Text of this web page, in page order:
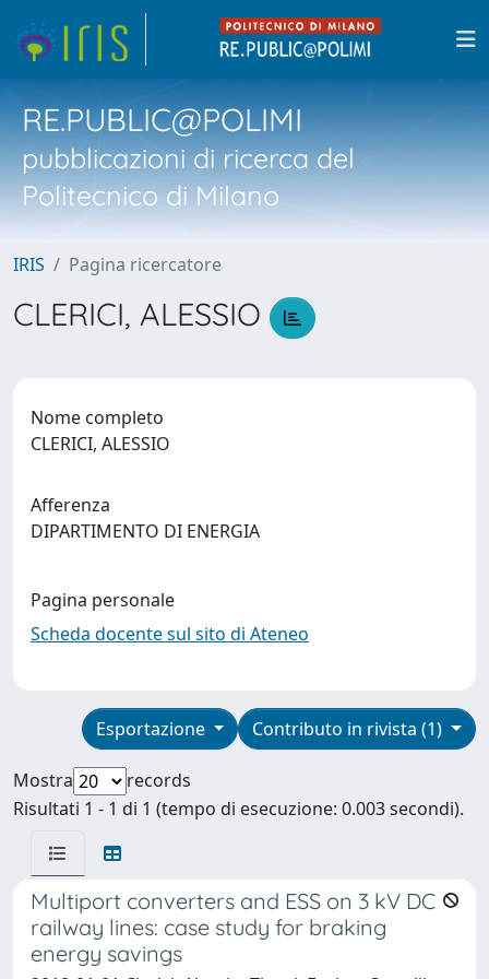
RE.PUBLIC@POLIMI
pubblicazioni di ricerca del
Politecnico di Milano
IRIS Pagina ricercatore
CLERICI, ALESSIO
Nome completo
CLERICI, ALESSIO
Afferenza
DIPARTIMENTO DI ENERGIA
Pagina personale
Scheda docente sul sito di Ateneo
Contributo in rivista (1)
Esportazione
Mostra
records
Risultati 1 - 1 di 1 (tempo di esecuzione: 0.003 secondi).
Multiport converters and ESS on 3 kV DC
railway lines: case study for braking
energy savings